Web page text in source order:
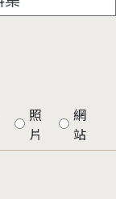
照
片
網
站